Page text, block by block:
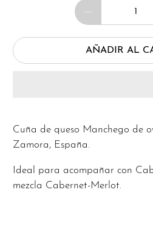
Cantidad
AÑADIR AL
Cuña de queso Manchego de
Zamora, España.
Ideal para acompañar con
mezcla Cabernet-Merlot.